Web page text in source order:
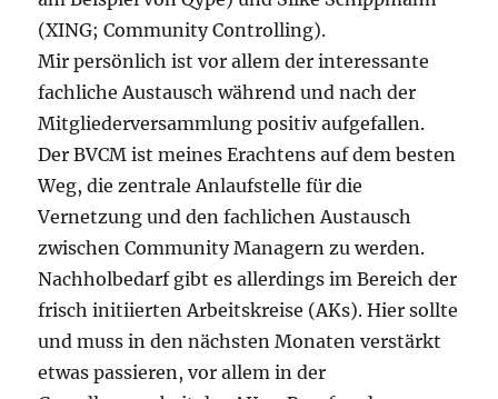
(XING; Community Controlling).
Mir persönlich ist vor allem der interessante
fachliche Austausch während und nach der
Mitgliederversammlung positiv aufgefallen.
Der BVCM ist meines Erachtens auf dem besten
Weg, die zentrale Anlaufstelle für die
Vernetzung und den fachlichen Austausch
zwischen Community Managern zu werden.
Nachholbedarf gibt es allerdings im Bereich der
frisch initiierten Arbeitskreise (AKs). Hier sollte
und muss in den nächsten Monaten verstärkt
etwas passieren, vor allem in der